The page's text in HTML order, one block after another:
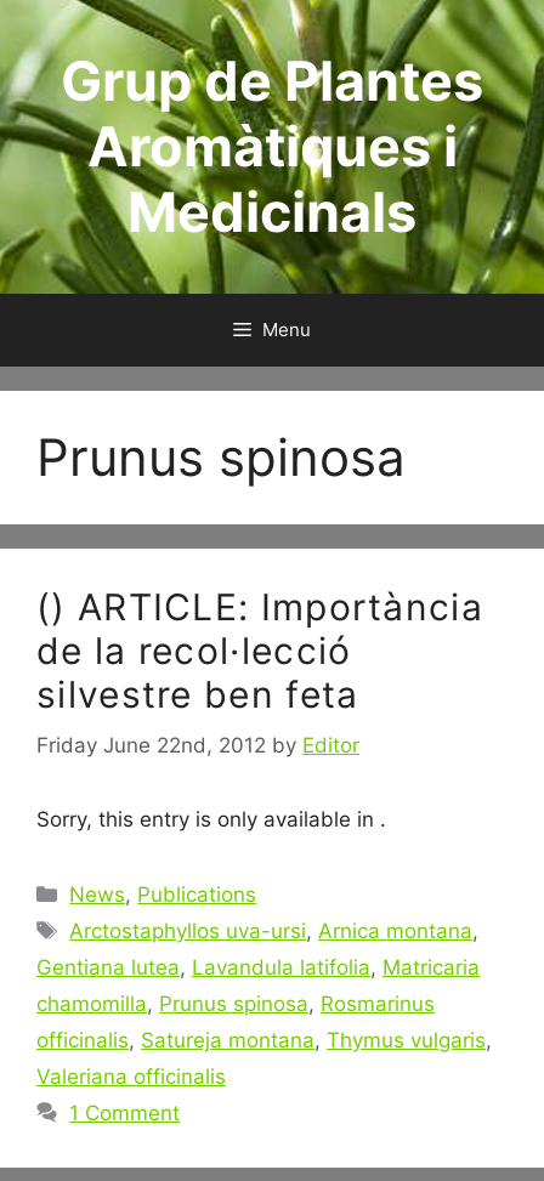
contentGrup de Plantes
Aromàtiques i
Medicinals
Menu
Prunus spinosa
() ARTICLE: Importància
de la recol·lecció
silvestre ben feta
Friday June 22nd, 2012 by Editor
Sorry, this entry is only available in .
Categories
News, Publications
Tags
Arctostaphyllos uva-ursi, Arnica montana,
Gentiana lutea, Lavandula latifolia, Matricaria
chamomilla, Prunus spinosa, Rosmarinus
officinalis, Satureja montana, Thymus vulgaris,
Valeriana officinalis
1 Comment